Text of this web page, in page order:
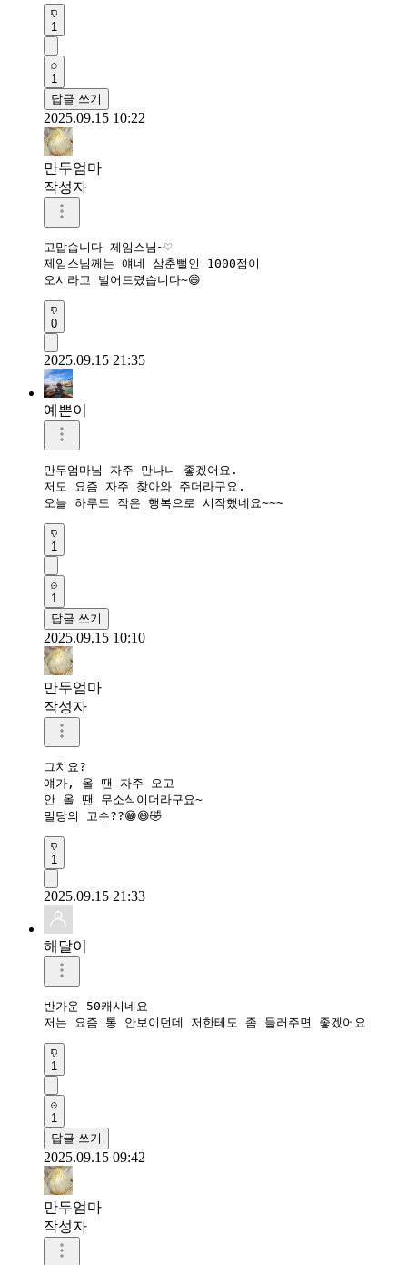
1
1
답글 쓰기
2025.09.15 10:22
만두엄마
작성자
고맙습니다 제임스님~♡
제임스님께는 얘네 삼춘뻘인 1000점이
오시라고 빌어드렸습니다~😄
0
2025.09.15 21:35
예쁜이
만두엄마님 자주 만나니 좋겠어요.
저도 요즘 자주 찾아와 주더라구요.
오늘 하루도 작은 행복으로 시작했네요~~~
1
1
답글 쓰기
2025.09.15 10:10
만두엄마
작성자
그치요?
얘가, 올 땐 자주 오고
안 올 땐 무소식이더라구요~
밀당의 고수??😁😄🤣
1
2025.09.15 21:33
해달이
반가운 50캐시네요
저는 요즘 통 안보이던데 저한테도 좀 들러주면 좋겠어요
1
1
답글 쓰기
2025.09.15 09:42
만두엄마
작성자